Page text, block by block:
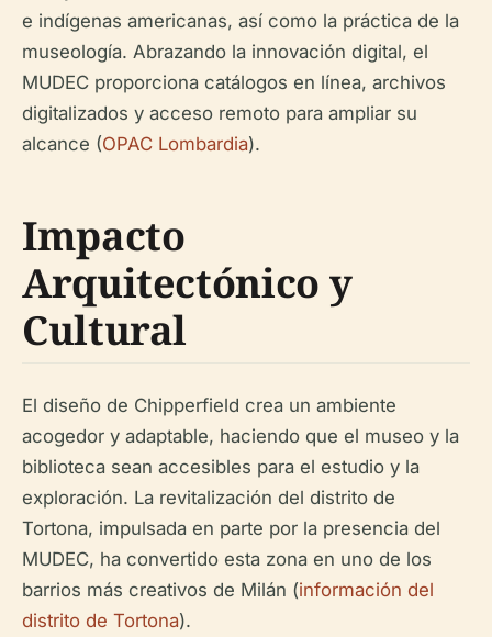
e indígenas americanas, así como la práctica de la
museología. Abrazando la innovación digital, el
MUDEC proporciona catálogos en línea, archivos
digitalizados y acceso remoto para ampliar su
alcance (OPAC Lombardia).
Impacto
Arquitectónico y
Cultural
El diseño de Chipperfield crea un ambiente
acogedor y adaptable, haciendo que el museo y la
biblioteca sean accesibles para el estudio y la
exploración. La revitalización del distrito de
Tortona, impulsada en parte por la presencia del
MUDEC, ha convertido esta zona en uno de los
barrios más creativos de Milán (información del
distrito de Tortona).